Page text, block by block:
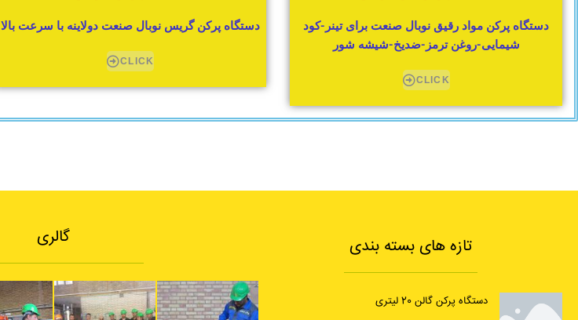
دستگاه پرکن مواد رقیق نوبال صنعت برای تینر-کود
شیمایی-روغن ترمز-ضدیخ-شیشه شور
CLICK
دستگاه پرکن گریس نوبال صنعت دولاینه با سرعت بالا
CLICK
تازه های بسته بندی
دستگاه پرکن گالن 20 لیتری
گالری